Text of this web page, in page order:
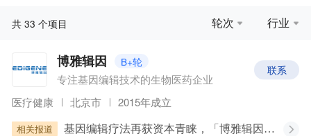
链接：「WISE2022 新经济之王 年度企业」重磅发布
轮次 行业
共33 个项目
博雅辑因 B+轮
专注基因编辑技术的生物医药企业
联系
医疗健康 北京市 2015年成立
相关报道 基因编辑疗法再获资本青睐，「博雅辑因」完成4.5亿元B轮融资